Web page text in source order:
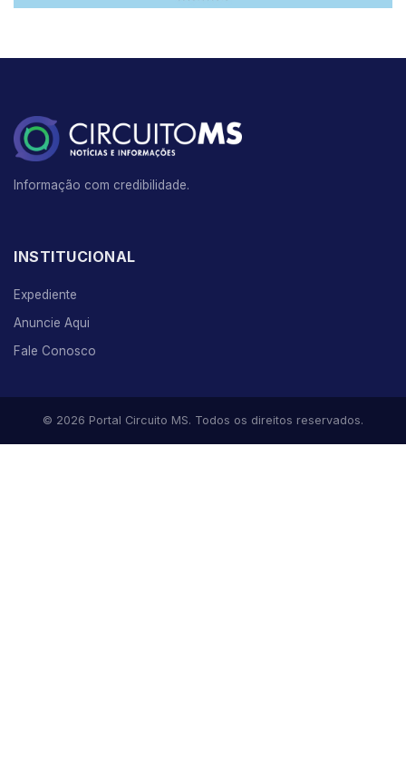
Informação com credibilidade.
INSTITUCIONAL
Expediente
Anuncie Aqui
Fale Conosco
© 2026 Portal Circuito MS. Todos os direitos reservados.